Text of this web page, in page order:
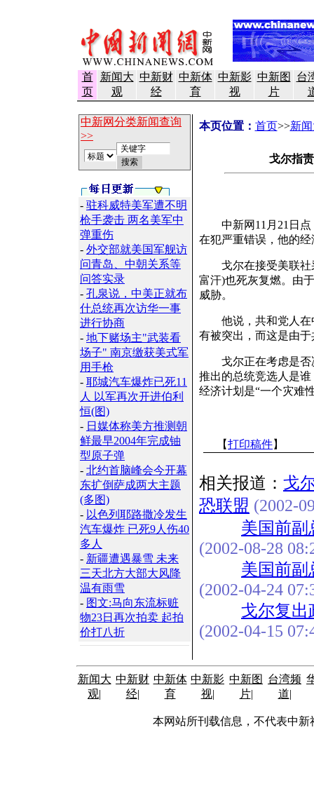
首
页
新闻大
观
中新财
经
中新体
育
中新影
视
中新图
片
台
中新网分类新闻查询
>>
- 驻科威特美军遭不明
枪手袭击 两名美军中
弹重伤
- 外交部就美国军舰访
问青岛、中朝关系等
问答实录
- 孔泉说，中美正就布
什总统再次访华一事
进行协商
- 地下赌场主"武装看
场子" 南京缴获美式军
用手枪
- 耶城汽车爆炸已死11
人 以军再次开进伯利
恒(图)
- 日媒体称美方推测朝
鲜最早2004年完成铀
型原子弹
- 北约首脑峰会今开幕
东扩倒萨成两大主题
(多图)
- 以色列耶路撒冷发生
汽车爆炸 已死9人伤40
多人
- 新疆遭遇暴雪 未来
三天北方大部大风降
温有雨雪
- 图文:马向东流标赃
物23日再次拍卖 起拍
价打八折
本页位置： 首页>>新
戈尔指
中新网11月21日点
在犯严重错误，他的
戈尔在接受美联社
富汗)也死灰复燃。由
威胁。
他说，共和党人在
有被突出，而这是由
戈尔正在考虑是否决
推出的总统竞选人是
经济计划是“一个灾难
【打印稿件】
相关报道： 戈
恐联盟 (2002-
美国前副
(2002-08-28
美国前副
(2002-04-24
戈尔复出
(2002-04-15
新闻大
观|
中新财
经|
中新体
育
中新影
视|
中新图
片|
台湾频
道|
本网站所刊载信息，不代表中